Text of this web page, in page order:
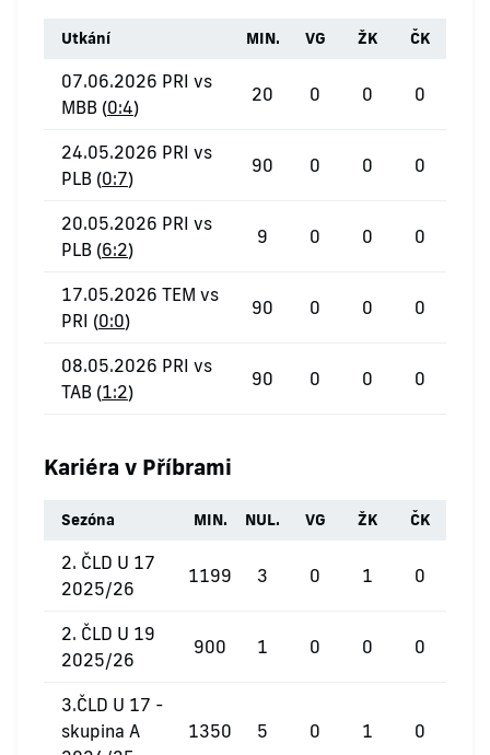
Utkání MIN. VG ŽK ČK
07.06.2026 PRI vs
MBB (0:4)
20 0 0 0
24.05.2026 PRI vs
PLB (0:7)
90 0 0 0
20.05.2026 PRI vs
PLB (6:2)
9 0 0 0
17.05.2026 TEM vs
PRI (0:0)
90 0 0 0
08.05.2026 PRI vs
TAB (1:2)
90 0 0 0
Kariéra v Příbrami
Sezóna MIN. NUL. VG ŽK ČK
2. ČLD U 17
2025/26
1199 3 0 1 0
2. ČLD U 19
2025/26
900 1 0 0 0
3.ČLD U 17 -
skupina A
1350 5 0 1 0